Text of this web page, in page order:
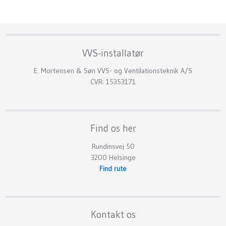
​VVS-installatør
​E. Mortensen & Søn VVS- og Ventilationsteknik A/S
CVR: 15353171
Find os her
Rundinsvej 50
3200 Helsinge​
Find rute
Kontakt os